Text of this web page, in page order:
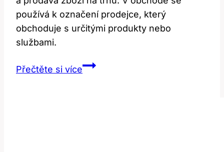
používá k označení prodejce, který
obchoduje s určitými produkty nebo
službami.
Přečtěte si víceDealer: